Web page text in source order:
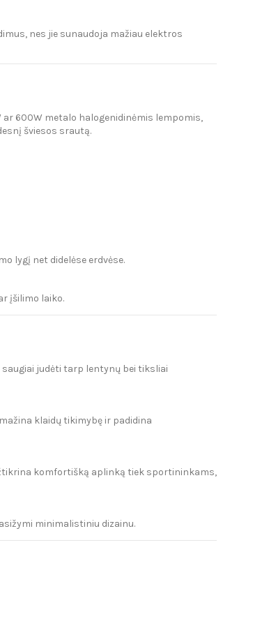
nes jie sunaudoja mažiau elektros
600W metalo halogenidinėmis lempomis,
šviesos srautą.
lygį net didelėse erdvėse.
įšilimo laiko.
judėti tarp lentynų bei tiksliai
klaidų tikimybę ir padidina
komfortišką aplinką tiek sportininkams,
minimalistiniu dizainu.